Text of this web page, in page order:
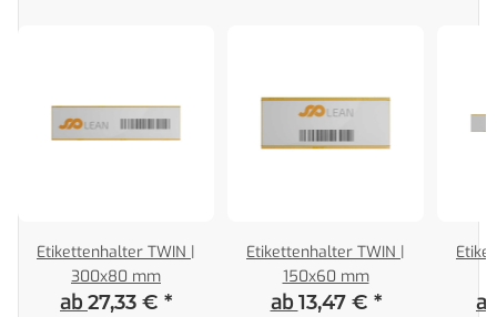
Etikettenhalter TWIN |
300x80 mm
ab 27,33 € *
Etikettenhalter TWIN |
150x60 mm
ab 13,47 € *